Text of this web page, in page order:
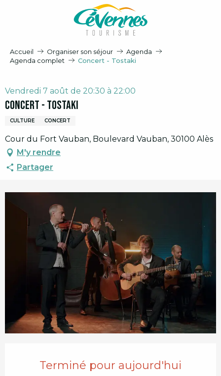
Accueil Organiser son séjour
Agenda
Agenda complet
Concert - Tostaki
Vendredi 7 août de 20:30 à 22:00
Concert - Tostaki
CULTURE CONCERT
Cour du Fort Vauban, Boulevard Vauban, 30100 Alès
M'y rendre
Partager
Terminé pour aujourd'hui